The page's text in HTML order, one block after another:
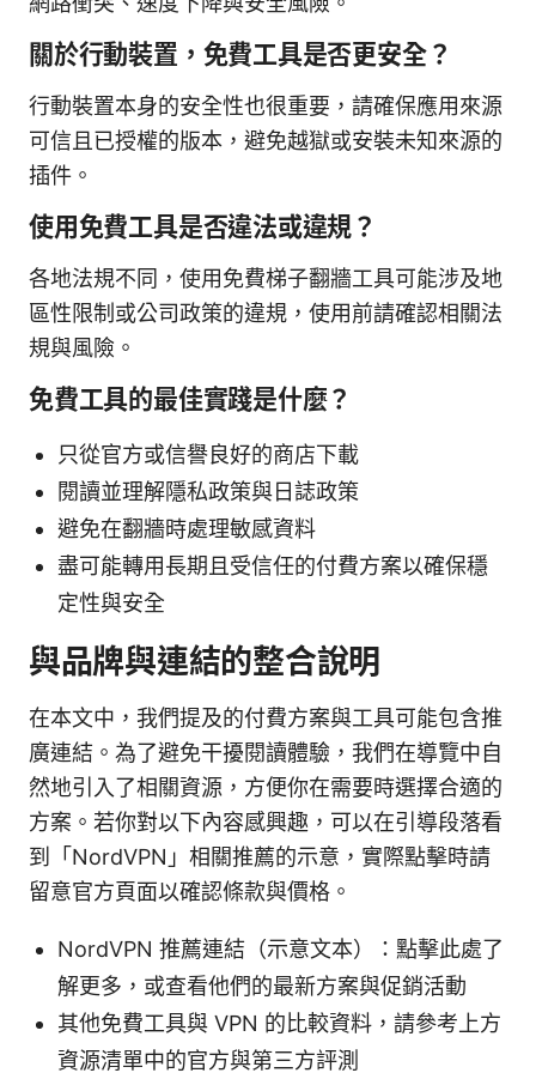
關於行動裝置，免費工具是否更安全？
行動裝置本身的安全性也很重要，請確保應用來源
可信且已授權的版本，避免越獄或安裝未知來源的
插件。
使用免費工具是否違法或違規？
各地法規不同，使用免費梯子翻牆工具可能涉及地
區性限制或公司政策的違規，使用前請確認相關法
規與風險。
免費工具的最佳實踐是什麼？
只從官方或信譽良好的商店下載
閱讀並理解隱私政策與日誌政策
避免在翻牆時處理敏感資料
盡可能轉用長期且受信任的付費方案以確保穩
定性與安全
與品牌與連結的整合說明
在本文中，我們提及的付費方案與工具可能包含推
廣連結。為了避免干擾閱讀體驗，我們在導覽中自
然地引入了相關資源，方便你在需要時選擇合適的
方案。若你對以下內容感興趣，可以在引導段落看
到「NordVPN」相關推薦的示意，實際點擊時請
留意官方頁面以確認條款與價格。
NordVPN 推薦連結（示意文本）：點擊此處了
解更多，或查看他們的最新方案與促銷活動
其他免費工具與 VPN 的比較資料，請參考上方
資源清單中的官方與第三方評測